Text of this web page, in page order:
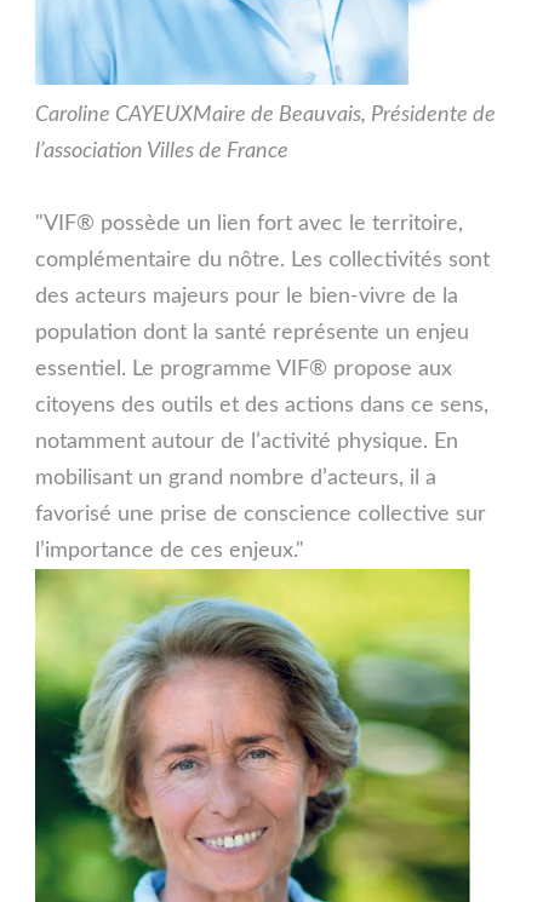
Caroline CAYEUXMaire de Beauvais, Présidente de
l’association Villes de France
"VIF® possède un lien fort avec le territoire,
complémentaire du nôtre. Les collectivités sont
des acteurs majeurs pour le bien-vivre de la
population dont la santé représente un enjeu
essentiel. Le programme VIF® propose aux
citoyens des outils et des actions dans ce sens,
notamment autour de l’activité physique. En
mobilisant un grand nombre d’acteurs, il a
favorisé une prise de conscience collective sur
l’importance de ces enjeux."